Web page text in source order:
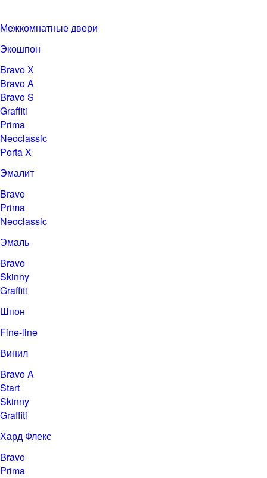
Межкомнатные двери
Экошпон
Bravo Х
Bravo A
Bravo S
Graffiti
Prima
Neoclassic
Porta X
Эмалит
Bravo
Prima
Neoclassic
Эмаль
Bravo
Skinny
Graffiti
Шпон
Fine-line
Винил
Bravo A
Start
Skinny
Graffiti
Хард Флекс
Bravo
Prima